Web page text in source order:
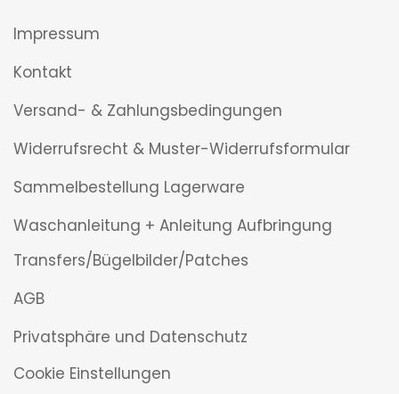
Impressum
Kontakt
Versand- & Zahlungsbedingungen
Widerrufsrecht & Muster-Widerrufsformular
Sammelbestellung Lagerware
Waschanleitung + Anleitung Aufbringung
Transfers/Bügelbilder/Patches
AGB
Privatsphäre und Datenschutz
Cookie Einstellungen